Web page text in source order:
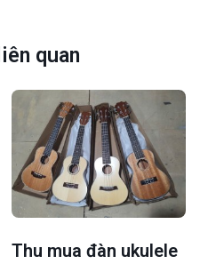
quan
Thu mua đàn ukulele